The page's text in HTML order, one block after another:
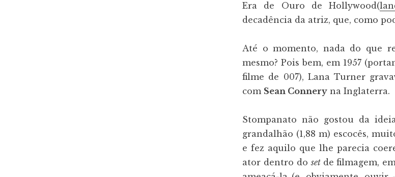
Era de Ouro de Hollywood(
decadência da atriz, que, como
Até o momento, nada do que
mesmo? Pois bem, em 1957
filme de 007), Lana Turner
com Sean Connery na Inglaterra.
Stompanato não gostou da
grandalhão (1,88 m) escocês,
e fez aquilo que lhe parecia
ator dentro doset de filmagem,